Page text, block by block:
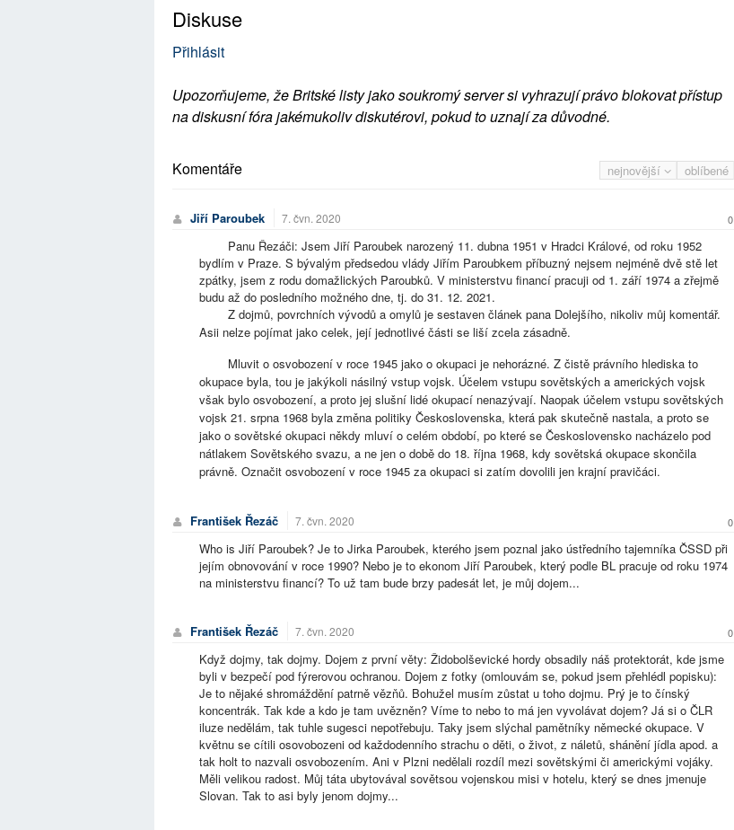
Diskuse
Přihlásit
Upozorňujeme, že Britské listy jako soukromý server si vyhrazují právo blokovat přístup
na diskusní fóra jakémukoliv diskutérovi, pokud to uznají za důvodné.
nejnovější oblíbené
Komentáře
Jiří Paroubek 7. čvn. 2020 0
Panu Řezáči: Jsem Jiří Paroubek narozený 11. dubna 1951 v Hradci Králové, od roku 1952
bydlím v Praze. S bývalým předsedou vlády Jiřím Paroubkem příbuzný nejsem nejméně dvě stě let
zpátky, jsem z rodu domažlických Paroubků. V ministerstvu financí pracuji od 1. září 1974 a zřejmě
budu až do posledního možného dne, tj. do 31. 12. 2021.
Z dojmů, povrchních vývodů a omylů je sestaven článek pana Dolejšího, nikoliv můj komentář.
Asii nelze pojímat jako celek, její jednotlivé části se liší zcela zásadně.
Mluvit o osvobození v roce 1945 jako o okupaci je nehorázné. Z čistě právního hlediska to
okupace byla, tou je jakýkoli násilný vstup vojsk. Účelem vstupu sovětských a amerických vojsk
však bylo osvobození, a proto jej slušní lidé okupací nenazývají. Naopak účelem vstupu sovětských
vojsk 21. srpna 1968 byla změna politiky Československa, která pak skutečně nastala, a proto se
jako o sovětské okupaci někdy mluví o celém období, po které se Československo nacházelo pod
nátlakem Sovětského svazu, a ne jen o době do 18. října 1968, kdy sovětská okupace skončila
právně. Označit osvobození v roce 1945 za okupaci si zatím dovolili jen krajní pravičáci.
František Řezáč 7. čvn. 2020 0
Who is Jiří Paroubek? Je to Jirka Paroubek, kterého jsem poznal jako ústředního tajemníka ČSSD při
jejím obnovování v roce 1990? Nebo je to ekonom Jiří Paroubek, který podle BL pracuje od roku 1974
na ministerstvu financí? To už tam bude brzy padesát let, je můj dojem...
František Řezáč 7. čvn. 2020 0
Když dojmy, tak dojmy. Dojem z první věty: Židobolševické hordy obsadily náš protektorát, kde jsme
byli v bezpečí pod fýrerovou ochranou. Dojem z fotky (omlouvám se, pokud jsem přehlédl popisku):
Je to nějaké shromáždění patrně vězňů. Bohužel musím zůstat u toho dojmu. Prý je to čínský
koncentrák. Tak kde a kdo je tam uvězněn? Víme to nebo to má jen vyvolávat dojem? Já si o ČLR
iluze nedělám, tak tuhle sugesci nepotřebuju. Taky jsem slýchal pamětníky německé okupace. V
květnu se cítili osovobozeni od každodenního strachu o děti, o život, z náletů, shánění jídla apod. a
tak holt to nazvali osvobozením. Ani v Plzni nedělali rozdíl mezi sovětskými či americkými vojáky.
Měli velikou radost. Můj táta ubytovával sovětsou vojenskou misi v hotelu, který se dnes jmenuje
Slovan. Tak to asi byly jenom dojmy...